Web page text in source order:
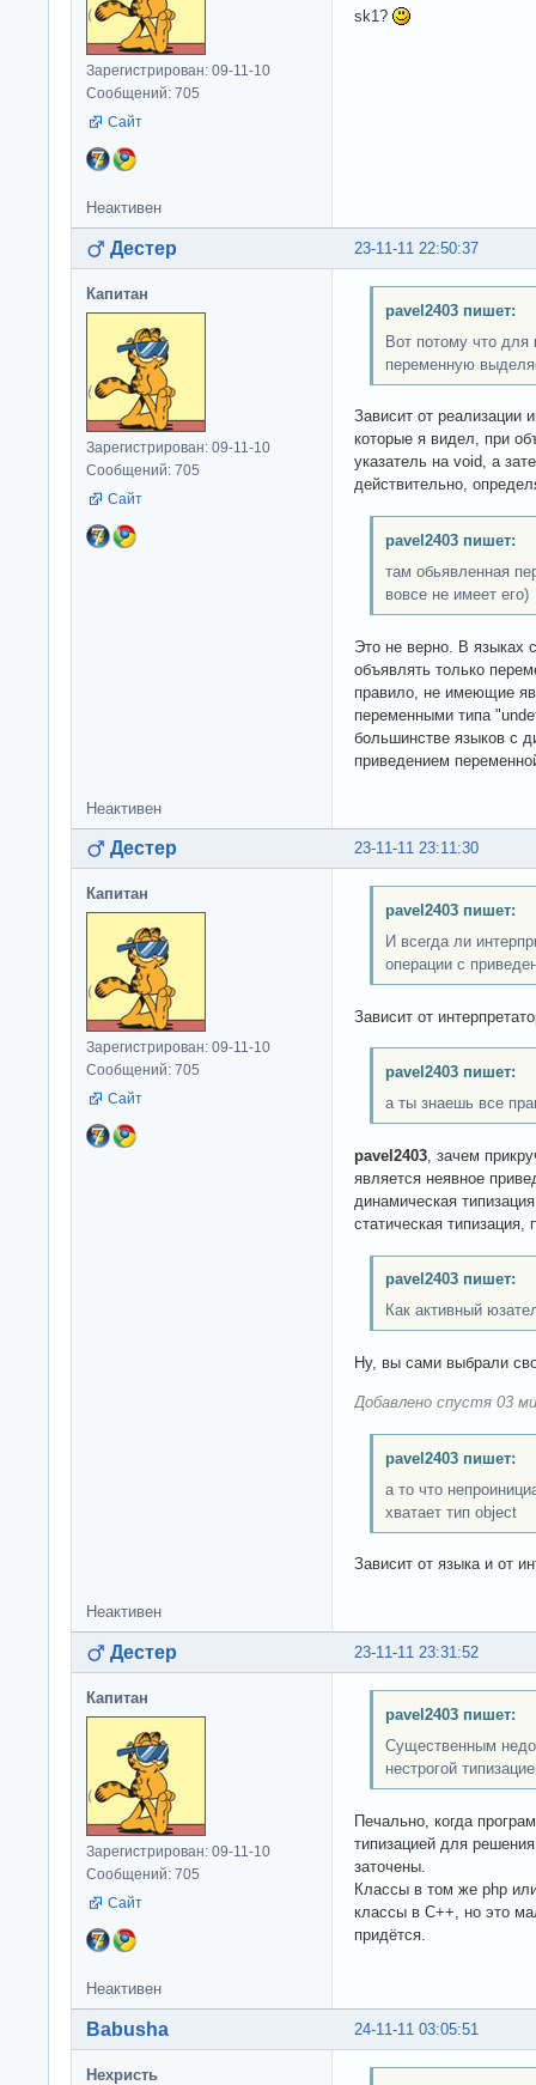
Зарегистрирован: 09-11-10
Сообщений: 705
Сайт
sk1?
Неактивен
23-11-11 22:50:37
Дестер
Капитан
Зарегистрирован: 09-11-10
Сообщений: 705
Сайт
pavel2403 пишет:
Вот потому что
переменную
Зависит от реализации
которые я видел, при
указатель на void, а
действительно,
pavel2403 пишет:
там обьявленная
вовсе не имеет его)
Это не верно. В языках
объявлять только
правило, не имеющие
переменными типа
большинстве языков с
приведением
Неактивен
23-11-11 23:11:30
Дестер
Капитан
Зарегистрирован: 09-11-10
Сообщений: 705
Сайт
pavel2403 пишет:
И всегда ли
операции с
Зависит от
pavel2403 пишет:
а ты знаешь все
pavel2403 , зачем
является неявное
динамическая
статическая
pavel2403 пишет:
Как активный
Ну, вы сами выбрали
Добавлено спустя 03
pavel2403 пишет:
а то что
хватает тип object
Зависит от языка и от
Неактивен
23-11-11 23:31:52
Дестер
Капитан
Зарегистрирован: 09-11-10
Сообщений: 705
Сайт
pavel2403 пишет:
Существенным
нестрогой
Печально, когда
типизацией для
заточены.
Классы в том же php
классы в C++, но это
придётся.
Неактивен
24-11-11 03:05:51
Babusha
Нехристь